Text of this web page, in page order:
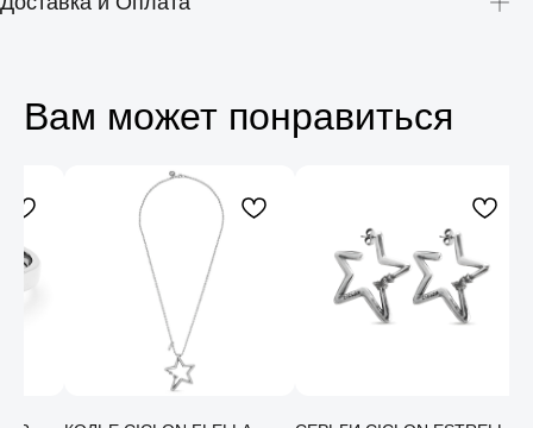
Вам может понравиться